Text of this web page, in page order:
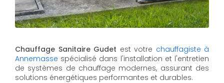
Chauffage Sanitaire Gudet est votre chauffagiste à
Annemasse spécialisé dans l'installation et l'entretien
de systèmes de chauffage modernes, assurant des
solutions énergétiques performantes et durables.